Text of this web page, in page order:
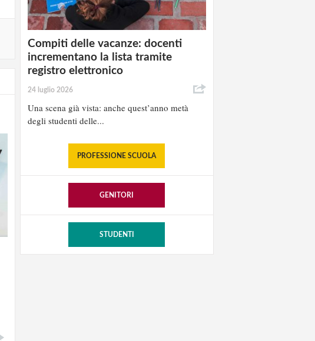
Compiti delle vacanze: docenti
incrementano la lista tramite
registro elettronico
24 luglio 2026
Una scena già vista: anche quest’anno metà
degli studenti delle...
PROFESSIONE SCUOLA
GENITORI
STUDENTI